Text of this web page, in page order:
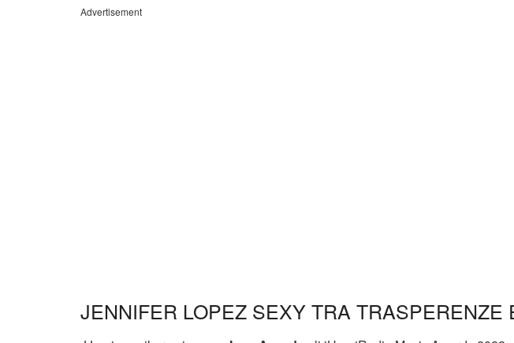
Advertisement
JENNIFER LOPEZ SEXY TRA TRASPERENZE